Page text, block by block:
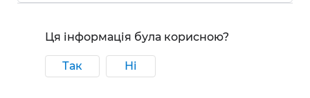
Ця інформація була корисною?
Так Ні